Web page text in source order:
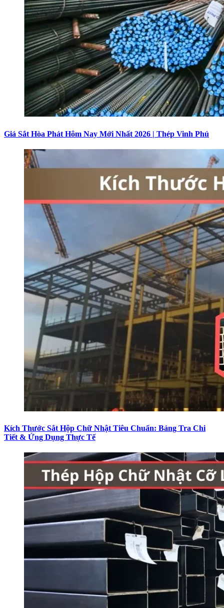
Giá Sắt Hòa Phát Hôm Nay Mới Nhất 2026 | Thép Vinh Phú
Kích Thước Sắt Hộp Chữ Nhật Tiêu Chuẩn: Bảng Tra Chi
Tiết & Ứng Dụng Thực Tế